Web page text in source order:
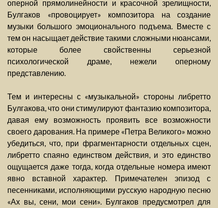
оперной прямолинейности и красочной зрелищности,
Булгаков «провоцирует» композитора на создание
музыки большого эмоционального подъема. Вместе с
тем он насыщает действие такими сложными нюансами,
которые более свойственны серьезной
психологической драме, нежели оперному
представлению.
Тем и интересны с «музыкальной» стороны либретто
Булгакова, что они стимулируют фантазию композитора,
давая ему возможность проявить все возможности
своего дарования. На примере «Петра Великого» можно
убедиться, что, при фрагментарности отдельных сцен,
либретто спаяно единством действия, и это единство
ощущается даже тогда, когда отдельные номера имеют
явно вставной характер. Примечателен эпизод с
песенниками, исполняющими русскую народную песню
«Ах вы, сени, мои сени». Булгаков предусмотрел для